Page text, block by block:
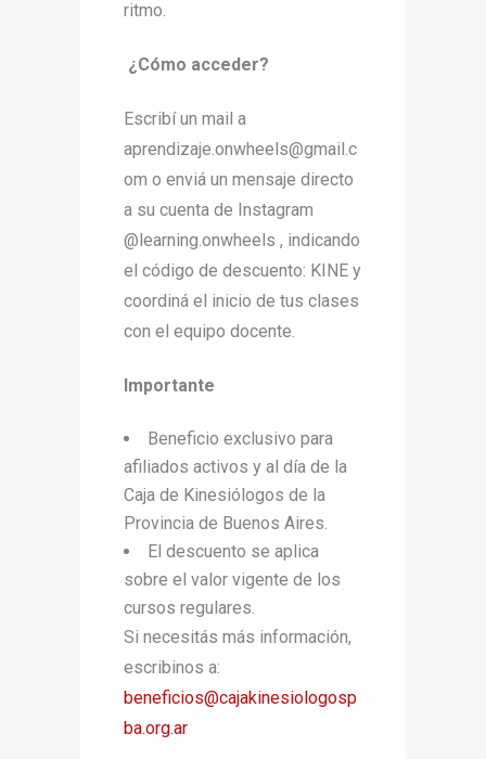
ritmo.
¿Cómo acceder?
Escribí un mail a
aprendizaje.onwheels@gmail.c
om o enviá un mensaje directo
a su cuenta de Instagram
@learning.onwheels , indicando
el código de descuento: KINE y
coordiná el inicio de tus clases
con el equipo docente.
Importante
Beneficio exclusivo para
afiliados activos y al día de la
Caja de Kinesiólogos de la
Provincia de Buenos Aires.
El descuento se aplica
sobre el valor vigente de los
cursos regulares.
Si necesitás más información,
escribinos a:
beneficios@cajakinesiologosp
ba.org.ar